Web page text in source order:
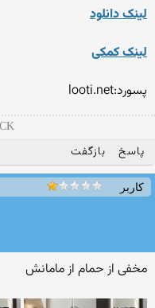
لینک دانلود
لینک کمکی
پسورد:looti.net
پاسخ بازگفت
کاربر
مخفی از حمام از مامانش